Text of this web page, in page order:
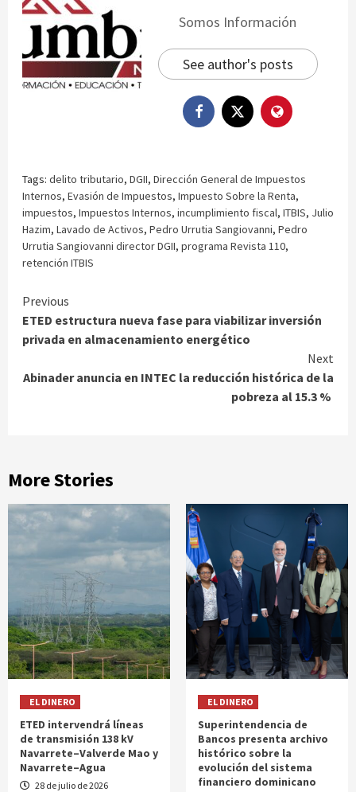
Somos Información
See author's posts
Tags: delito tributario, DGII, Dirección General de Impuestos
Internos, Evasión de Impuestos, Impuesto Sobre la Renta,
impuestos, Impuestos Internos, incumplimiento fiscal, ITBIS, Julio
Hazim, Lavado de Activos, Pedro Urrutia Sangiovanni, Pedro
Urrutia Sangiovanni director DGII, programa Revista 110,
retención ITBIS
Continue
Reading
Previous
ETED estructura nueva fase para viabilizar inversión
privada en almacenamiento energético
Next
Abinader anuncia en INTEC la reducción histórica de la
pobreza al 15.3 %
More Stories
EL DINERO
ETED intervendrá líneas
de transmisión 138 kV
Navarrete–Valverde Mao y
Navarrete–Agua
28 de julio de 2026
EL DINERO
Superintendencia de
Bancos presenta archivo
histórico sobre la
evolución del sistema
financiero dominicano